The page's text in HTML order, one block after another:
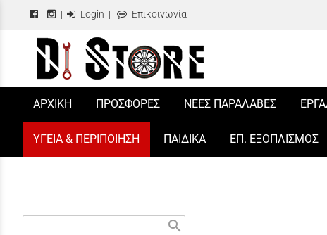
| Login | Επικοινωνία
/
ΑΡΧΙΚΗ ΠΡΟΣΦΟΡΕΣ ΝΕΕΣ ΠΑΡΑΛΑΒΕΣ
ΥΓΕΙΑ & ΠΕΡΙΠΟΙΗΣΗ ΠΑΙΔΙΚΑ ΕΠ. ΕΞΟΠΛΙΣΜΟΣ
search